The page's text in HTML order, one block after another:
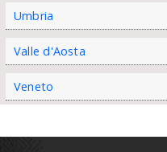
Umbria
Valle d'Aosta
Veneto